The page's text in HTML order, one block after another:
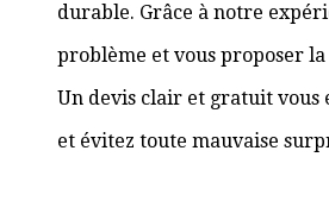
durable. Grâce à notre
problème et vous proposer
Un devis clair et gratuit vous
et évitez toute mauvaise